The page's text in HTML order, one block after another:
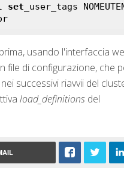
set _user_tags
usando l'interfaccia
file di configurazione, che
successivi riavvii del
load_definitions del